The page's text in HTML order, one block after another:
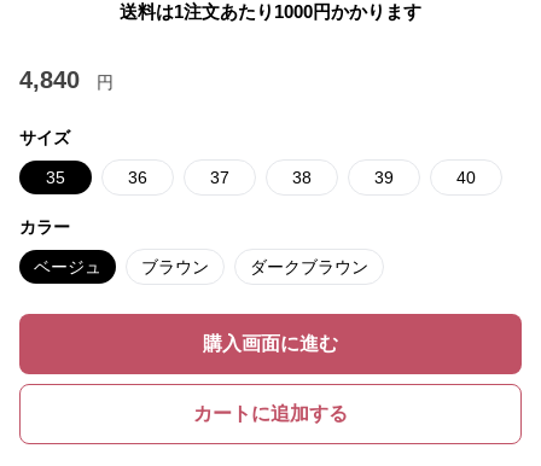
送料は1注文あたり 1000円かかります
4,840 円
サイズ
35 36 37 38 39 40
カラー
ベージュ ブラウン ダークブラウン
購入画面に進む
カートに追加する